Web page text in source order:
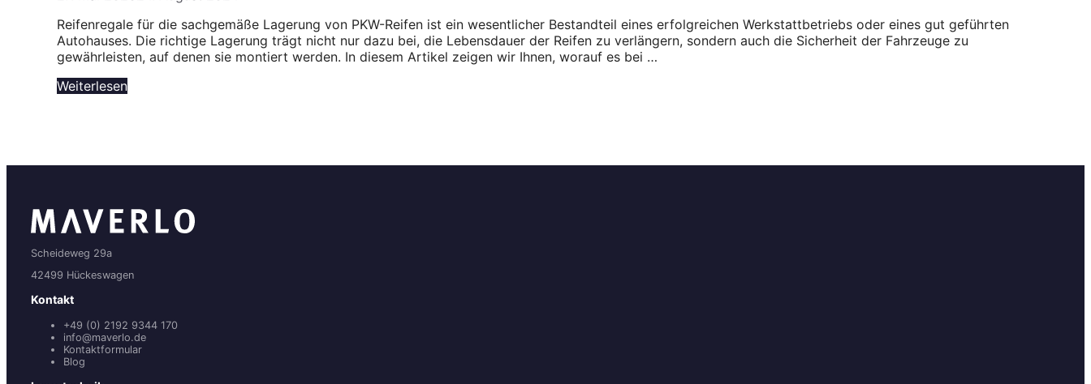
Reifenregale für die sachgemäße Lagerung von PKW-Reifen ist ein wesentlicher Bestandteil eines erfolgreichen Werkstattbetriebs oder eines gut geführten
Autohauses. Die richtige Lagerung trägt nicht nur dazu bei, die Lebensdauer der Reifen zu verlängern, sondern auch die Sicherheit der Fahrzeuge zu
gewährleisten, auf denen sie montiert werden. In diesem Artikel zeigen wir Ihnen, worauf es bei …
Weiterlesen
Scheideweg 29a
42499 Hückeswagen
Kontakt
+49 (0) 2192 9344 170
info@maverlo.de
Kontaktformular
Blog